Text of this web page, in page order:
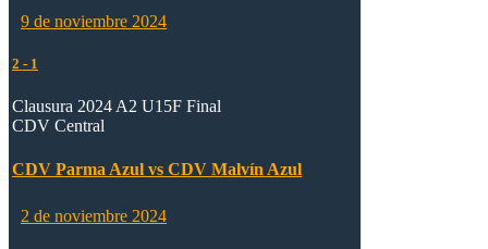
9 de noviembre 2024
2 - 1
Clausura 2024 A2 U15F Final
CDV Central
CDV Parma Azul vs CDV Malvín Azul
2 de noviembre 2024